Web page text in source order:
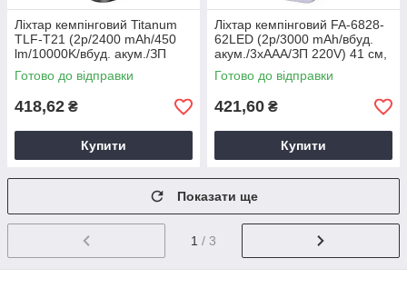
Ліхтар кемпінговий Titanum
TLF-T21 (2р/2400 mAh/450
lm/10000K/вбуд. акум./ЗП
Type-C) сірий
Готово до відправки
418,62 ₴
Купити
Ліхтар кемпінговий FA-6828-
62LED (2р/3000 mAh/вбуд.
акум./3хААА/ЗП 220V) 41 см,
лампа акумуляторна
універсальна
Готово до відправки
421,60 ₴
Купити
Показати ще
1 / 3